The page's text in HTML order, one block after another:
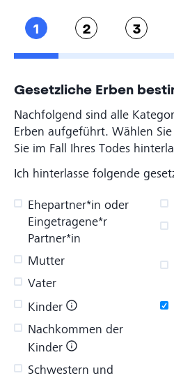
1 2 3
Gesetzliche Erben
Nachfolgend sind alle
Erben aufgeführt. Wählen
Sie im Fall Ihres Todes
Ich hinterlasse folgende
Ehepartner*in oder
Eingetragene*r
Partner*in
Mutter
Vater
Kinder
Nachkommen der
Kinder
Schwestern und